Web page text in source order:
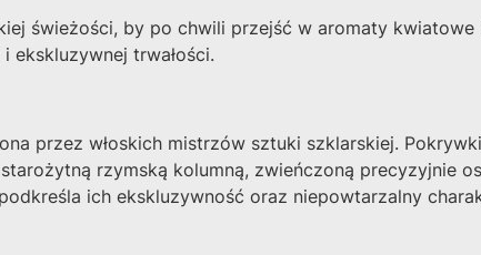
świeżości, by po chwili przejść w aromaty kwiatowe
ekskluzywnej trwałości.
przez włoskich mistrzów sztuki szklarskiej.
rzymską kolumną, zwieńczoną precyzyjnie
ich ekskluzywność oraz niepowtarzalny